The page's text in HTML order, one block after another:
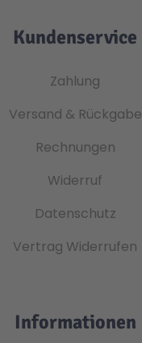
Kundenservice
Zahlung
Versand & Rückgabe
Rechnungen
Widerruf
Datenschutz
Vertrag Widerrufen
Informationen